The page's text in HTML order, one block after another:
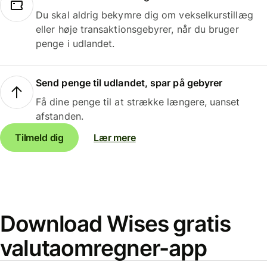
Du skal aldrig bekymre dig om vekselkurstillæg
eller høje transaktionsgebyrer, når du bruger
penge i udlandet.
Send penge til udlandet, spar på gebyrer
Få dine penge til at strække længere, uanset
afstanden.
Tilmeld dig
Lær mere
Download Wises gratis
valutaomregner-app